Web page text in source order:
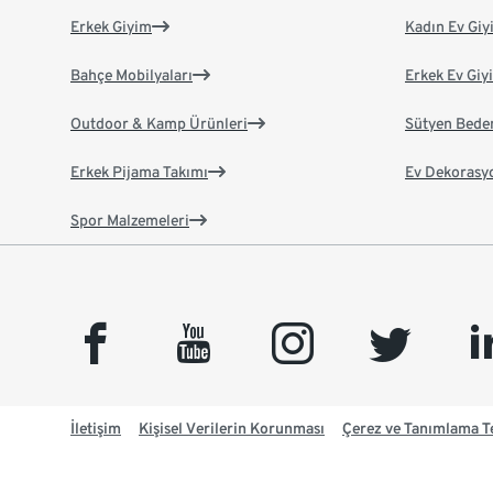
Erkek Giyim
Bahçe Mobilyaları
Outdoor & Kamp Ürünleri
Erkek Pijama Takımı
Spor Malzemeleri
Kadın Ev
Erkek Ev
Sütyen
Ev
facebook youtube instagram twitter
İletişim Kişisel Verilerin Korunması Çerez ve Tanımlama